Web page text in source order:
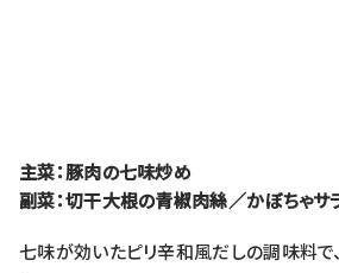
主菜：豚肉の七味炒め
副菜：切干大根の青椒肉絲／かぼちゃサ
七味が効いたピリ辛和風だしの調味料で